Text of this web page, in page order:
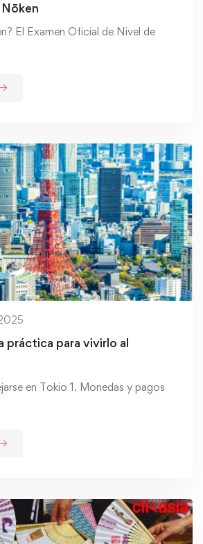
El Examen Oficial de Nivel de
práctica para vivirlo al
en Tokio 1. Monedas y pagos